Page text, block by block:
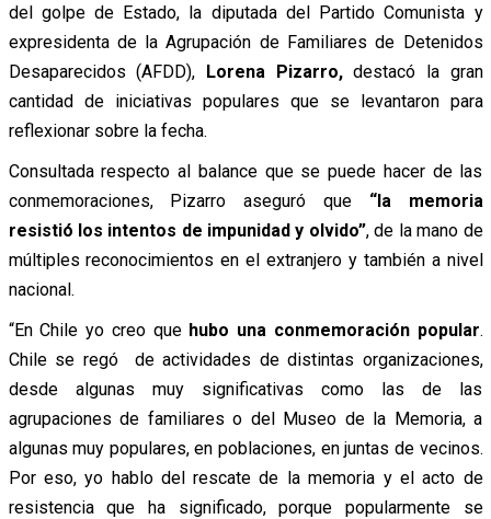
del golpe de Estado, la diputada del Partido Comunista y
expresidenta de la Agrupación de Familiares de Detenidos
Desaparecidos (AFDD), Lorena Pizarro,destacó la gran
cantidad de iniciativas populares que se levantaron para
reflexionar sobre la fecha.
Consultada respecto al balance que se puede hacer de las
conmemoraciones, Pizarro aseguró que“la memoria
resistió los intentos de impunidad y olvido”, de la mano de
múltiples reconocimientos en el extranjero y también a nivel
nacional.
“En Chile yo creo quehubo una conmemoración popular.
Chile se regó de actividades de distintas organizaciones,
desde algunas muy significativas como las de las
agrupaciones de familiares o del Museo de la Memoria, a
algunas muy populares, en poblaciones, en juntas de vecinos.
Por eso, yo hablo del rescate de la memoria y el acto de
resistencia que ha significado, porque popularmente se